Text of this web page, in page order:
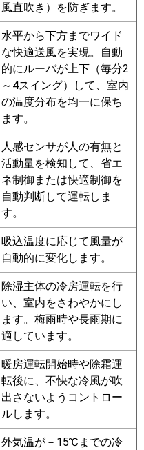
PLZ-
PLZ-ERMP50EV
PLZ-
PLZ-ERMP50EER
RCI-GP50RSH9
RCI-GP50RSH5
RCI-GP50RSH3
FDTV506H6S-airf
rak
osj
rak
airf
FDTV505H5SA-
rak
airf
FDTV505H5S-osj
airf
FDTV505H5S-
FDTV505H5S-airflex
PA-P50U7HNB
PA-P50U7H
PA-P50U6CB PA-
風直吹き）を防ぎます。
水平から下方までワイド
な快適送風を実現。自動
的にルーバが上下（毎分2
～4スイング）して、室内
の温度分布を均一に保ち
ます。
人感センサが人の有無と
活動量を検知して、省エ
ネ制御または快適制御を
自動判断して運転しま
す。
吸込温度に応じて風量が
自動的に変化します。
除湿主体の冷房運転を行
い、室内をさわやかにし
ます。梅雨時や長雨期に
適しています。
暖房運転開始時や除霜運
転後に、不快な冷風が吹
出さないようコントロー
ルします。
外気温が－15℃までの冷